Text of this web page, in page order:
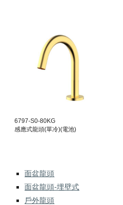
6797-S0-80KG
感應式龍頭(單冷)(電池)
面盆龍頭
面盆龍頭-埋壁式
戶外龍頭